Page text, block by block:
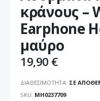
αρχή
της
συλλογής
εικόνων
κράνους –
Earphone
μαύρο
19,90 €
ΔΙΑΘΕΣΙΜΌΤΗΤΑ: ΣΕ
SKU MH0237709